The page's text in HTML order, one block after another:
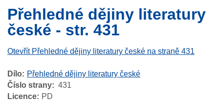
Přehledné dějiny literatury
české - str. 431
Otevřít Přehledné dějiny literatury české na straně 431
Dílo
Přehledné dějiny literatury české
Číslo strany
431
Licence
PD